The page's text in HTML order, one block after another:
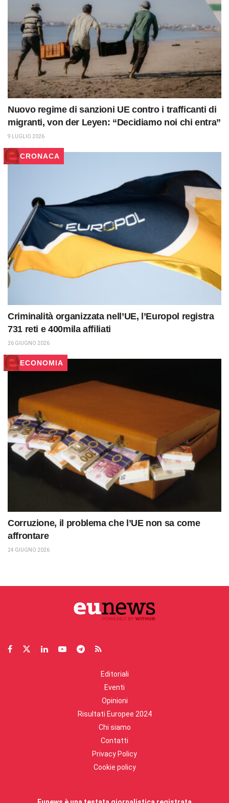
Nuovo regime di sanzioni UE contro i trafficanti di
migranti, von der Leyen: “Decidiamo noi chi entra”
9 LUGLIO 2026
CRONACA
Criminalità organizzata nell’UE, l’Europol registra
731 reti e 400mila affiliati
26 GIUGNO 2026
ECONOMIA
Corruzione, il problema che l’UE non sa come
affrontare
24 GIUGNO 2026
Editoriali
Eventi
Opinioni
Risultati Europee 2024
Chi siamo
Contatti
Privacy Policy
Cookie policy